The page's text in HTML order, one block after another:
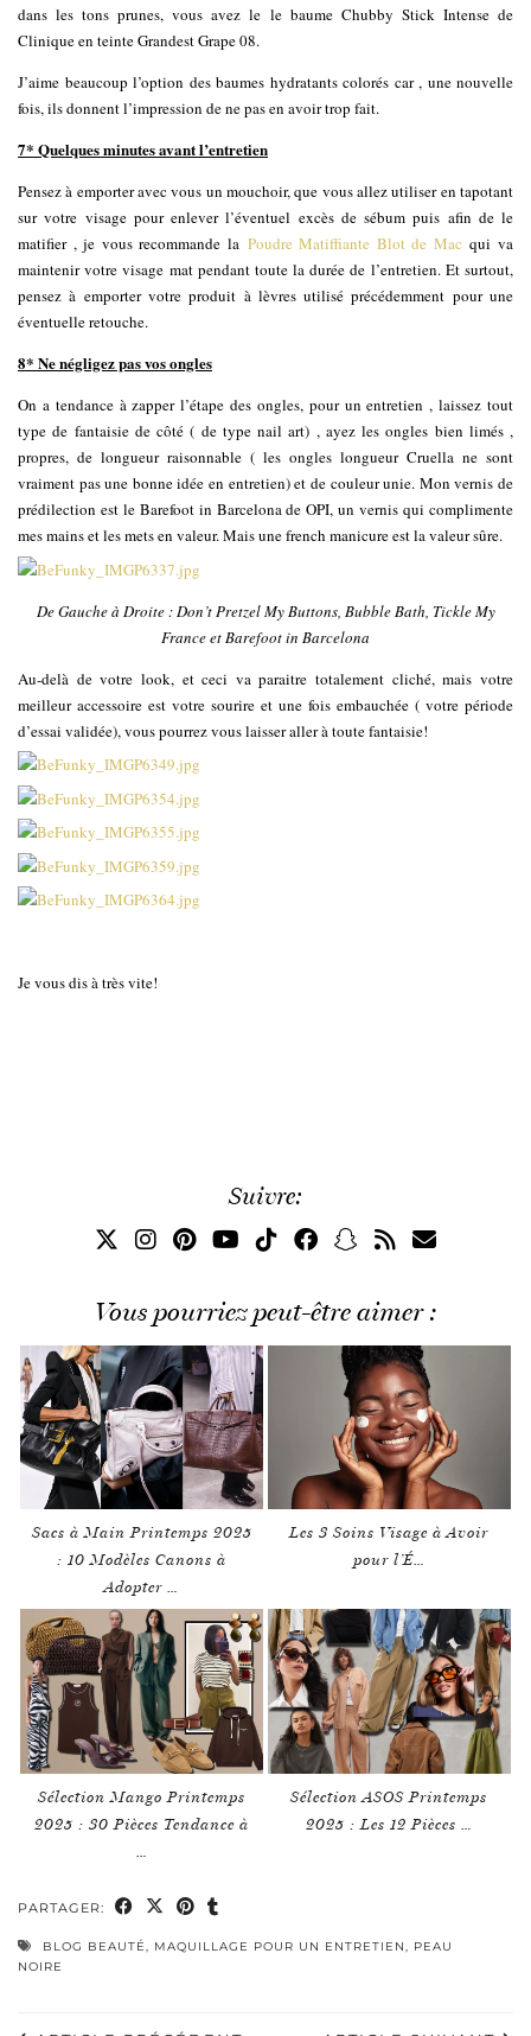
dans les tons prunes, vous avez le le baume Chubby Stick Intense de
Clinique en teinte Grandest Grape 08.
J’aime beaucoup l’option des baumes hydratants colorés car , une nouvelle
fois, ils donnent l’impression de ne pas en avoir trop fait.
7* Quelques minutes avant l’entretien
Pensez à emporter avec vous un mouchoir, que vous allez utiliser en tapotant
sur votre visage pour enlever l’éventuel excès de sébum puis afin de le
matifier , je vous recommande la Poudre Matiffiante Blot de Mac qui va
maintenir votre visage mat pendant toute la durée de l’entretien. Et surtout,
pensez à emporter votre produit à lèvres utilisé précédemment pour une
éventuelle retouche.
8* Ne négligez pas vos ongles
On a tendance à zapper l’étape des ongles, pour un entretien , laissez tout
type de fantaisie de côté ( de type nail art) , ayez les ongles bien limés ,
propres, de longueur raisonnable ( les ongles longueur Cruella ne sont
vraiment pas une bonne idée en entretien) et de couleur unie. Mon vernis de
prédilection est le Barefoot in Barcelona de OPI, un vernis qui complimente
mes mains et les mets en valeur. Mais une french manicure est la valeur sûre.
De Gauche à Droite : Don’t Pretzel My Buttons, Bubble Bath, Tickle My
France et Barefoot in Barcelona
Au-delà de votre look, et ceci va paraitre totalement cliché, mais votre
meilleur accessoire est votre sourire et une fois embauchée ( votre période
d’essai validée), vous pourrez vous laisser aller à toute fantaisie!
Je vous dis à très vite!
Suivre:
Vous pourriez peut-être aimer :
Sacs à Main Printemps 2025
: 10 Modèles Canons à
Adopter …
Les 3 Soins Visage à Avoir
pour l’É…
Sélection Mango Printemps
2025 : 30 Pièces Tendance à
Sélection ASOS Printemps
2025 : Les 12 Pièces …
PARTAGER:
BLOG BEAUTÉ, MAQUILLAGE POUR UN ENTRETIEN, PEAU
NOIRE